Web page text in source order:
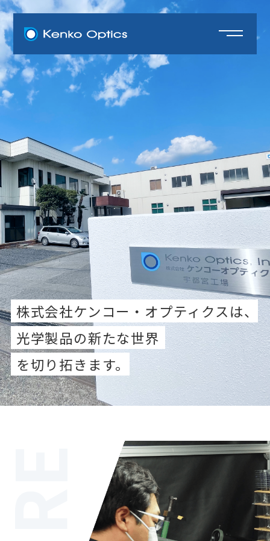
株式会社ケンコー・オプティクスは、
光学製品の新たな世界
を切り拓きます。